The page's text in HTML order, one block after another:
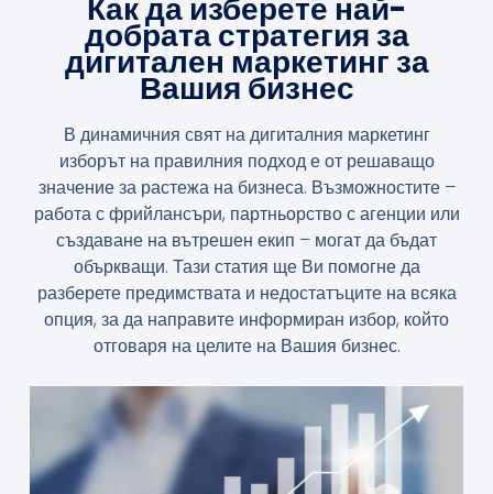
Как да изберете най-
добрата стратегия за
дигитален маркетинг за
Вашия бизнес
В динамичния свят на дигиталния маркетинг
изборът на правилния подход е от решаващо
значение за растежа на бизнеса. Възможностите –
работа с фрийлансъри, партньорство с агенции или
създаване на вътрешен екип – могат да бъдат
объркващи. Тази статия ще Ви помогне да
разберете предимствата и недостатъците на всяка
опция, за да направите информиран избор, който
отговаря на целите на Вашия бизнес.